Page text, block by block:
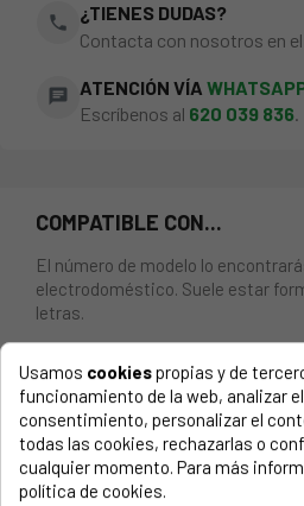
phone
¿TIENES DUDAS?
Contacta con nosotros en el
chat ATENCIÓN VÍA
Escríbenos al 620 039 836.
COMPATIBLE CON...
El número de modelo lo
electrodoméstico. Suele estar
letras.
Botellero frigorífico inferior
CORBERO,
Usamos cookiespropias y de
funcionamiento de la web, analizar
consentimiento, personalizar el
todas las cookies, rechazarlas o
cualquier momento. Para más
política de cookies.